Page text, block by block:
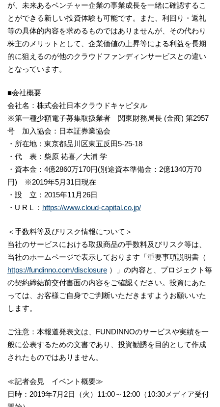
が、未来あるベンチャー企業の事業成長を一緒に確認するこ
とができる新しい投資体験も可能です。また、利回り・返礼
等の具体的内容を求めるものではありませんが、その代わり
株主のメリットとして、企業価値の上昇等による利益を長期
的に狙えるのが他のクラウドファンディンサービスとの違い
となっています。
■会社概要
会社名：株式会社日本クラウドキャピタル
※第一種少額電子募集取扱業者 関東財務局長 (金商) 第2957
号 加入協会：日本証券業協会
・所在地：東京都品川区東五反田5-25-18
・代 表：柴原 祐喜／大浦 学
・資本金：4億2860万170円(別途資本準備金：2億1340万70
円) ※2019年5月31日現在
・設 立：2015年11月26日
・U R L ： https://www.cloud-capital.co.jp/
＜手数料等及びリスク情報について＞
当社のサービスにおける取扱商品の手数料及びリスク等は、
当社のホームページで表示しております「重要事項説明書（
https://fundinno.com/disclosure ）」の内容と、プロジェクト毎
の契約締結前交付書面の内容をご確認ください。投資にあた
っては、お客様ご自身でご判断いただきますようお願いいた
します。
ご注意：本報道発表文は、FUNDINNOのサービスや実績を一
般に公表するための文書であり、投資勧誘を目的として作成
されたものではありません。
≪記者会見 イベント概要≫
日時：2019年7月2日（火）11:00～12:00（10:30メディア受付